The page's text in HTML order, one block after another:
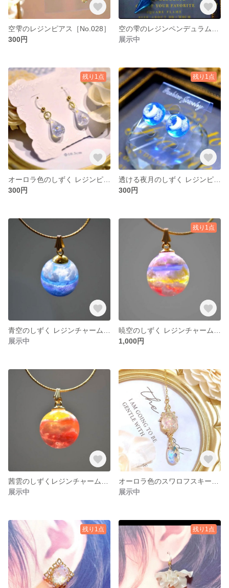
空雫のレジンピアス［No.028］
300円
展示中
残り1点
300円
残り1点
300円
展示中
残り1点
1,000円
展示中
展示中
残り1点 残り1点